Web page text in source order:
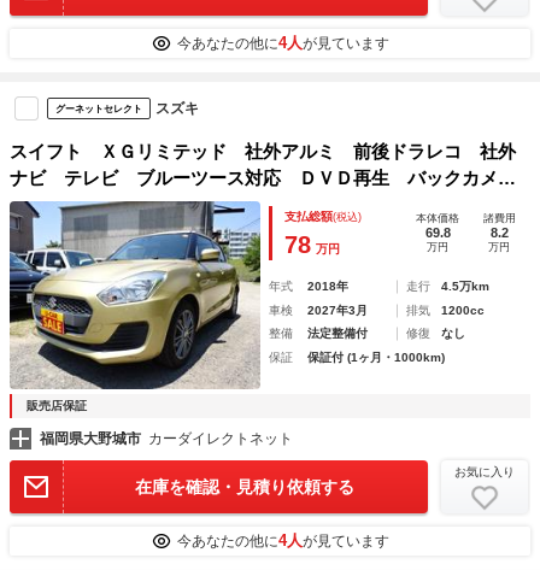
今あなたの他に4人が見ています
グーネットセレクト スズキ
スイフト ＸＧリミテッド 社外アルミ 前後ドラレコ 社外
ナビ テレビ ブルーツース対応 ＤＶＤ再生 バックカメ
ラ スマートキー２本 クルコン シートヒーター ステアリ
ングスイッチ
支払総額(税込)
78 万円
本体価格
69.8
万円
諸費用
8.2
万円
年式 2018年 走行
4.5万km
車検
2027年3月 排気
1200cc
整備
法定整備付 修復
なし
保証
保証付 (1ヶ月・1000km)
販売店保証
福岡県大野城市 カーダイレクトネット
在庫を確認・見積り依頼する
お気に入り
今あなたの他に4人が見ています